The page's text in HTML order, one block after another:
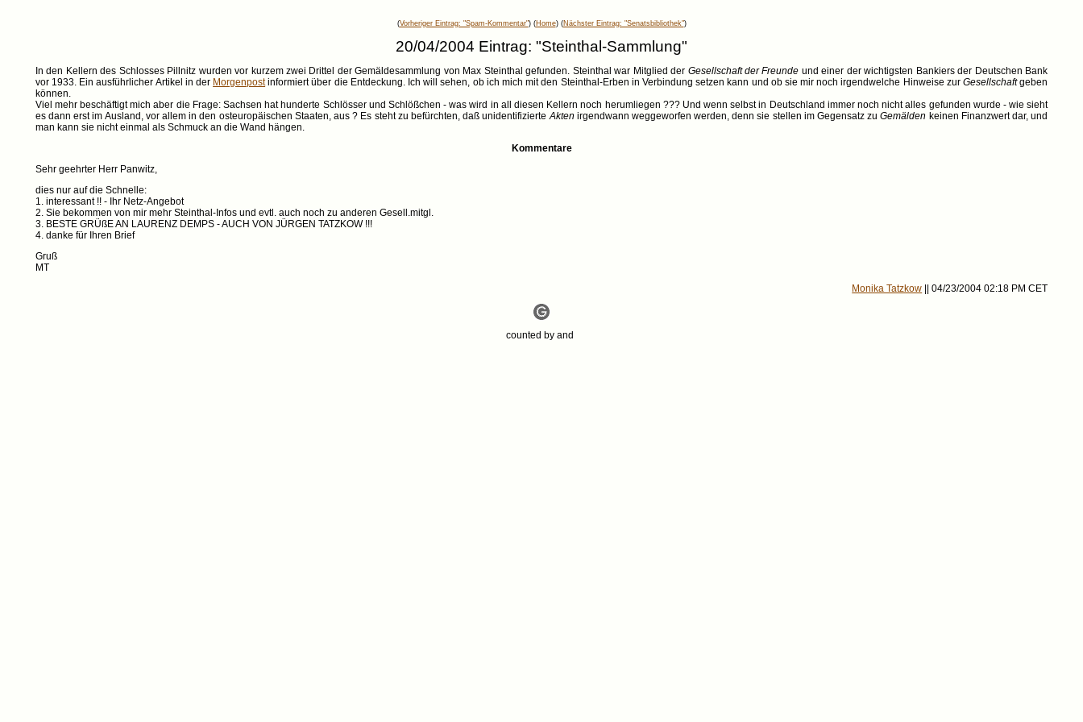
(Vorheriger Eintrag: "Spam-Kommentar") (Home) (Nächster Eintrag: "Senatsbibliothek")
20/04/2004 Eintrag: "Steinthal-Sammlung"
In den Kellern des Schlosses Pillnitz wurden vor kurzem zwei Drittel der Gemäldesammlung von Max Steinthal gefunden. Steinthal war Mitglied der Gesellschaft der Freunde und einer der wichtigsten Bankiers der Deutschen Bank
vor 1933. Ein ausführlicher Artikel in der Morgenpostinformiert über die Entdeckung. Ich will sehen, ob ich mich mit den Steinthal-Erben in Verbindung setzen kann und ob sie mir noch irgendwelche Hinweise zurGesellschaftgeben
können.
Viel mehr beschäftigt mich aber die Frage: Sachsen hat hunderte Schlösser und Schlößchen - was wird in all diesen Kellern noch herumliegen ??? Und wenn selbst in Deutschland immer noch nicht alles gefunden wurde - wie sieht
es dann erst im Ausland, vor allem in den osteuropäischen Staaten, aus ? Es steht zu befürchten, daß unidentifizierteAkten irgendwann weggeworfen werden, denn sie stellen im Gegensatz zuGemälden keinen Finanzwert dar, und
man kann sie nicht einmal als Schmuck an die Wand hängen.
Kommentare
Sehr geehrter Herr Panwitz,
dies nur auf die Schnelle:
1. interessant !! - Ihr Netz-Angebot
2. Sie bekommen von mir mehr Steinthal-Infos und evtl. auch noch zu anderen Gesell.mitgl.
3. BESTE GRÜßE AN LAURENZ DEMPS - AUCH VON JÜRGEN TATZKOW !!!
4. danke für Ihren Brief
Gruß
MT
Monika Tatzkow || 04/23/2004 02:18 PM CET
counted by and